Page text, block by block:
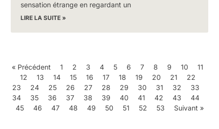
sensation étrange en regardant un
LIRE LA SUITE »
« Précédent 1 2 3 4 5 6 7 8 9 10
11
12
13 14 15 16 17 18 19 20 21
22
23
24 25 26 27 28 29 30 31 32
33
34
35 36 37 38 39 40 41 42 43
44
45
46 47 48 49 50 51 52 53 Suivant »